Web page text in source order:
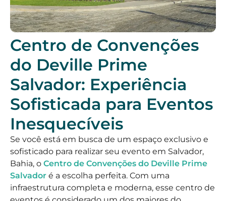
Centro de Convenções
do Deville Prime
Salvador: Experiência
Sofisticada para Eventos
Inesquecíveis
Se você está em busca de um espaço exclusivo e
sofisticado para realizar seu evento em Salvador,
Bahia, o Centro de Convenções do Deville Prime
Salvador é a escolha perfeita. Com uma
infraestrutura completa e moderna, esse centro de